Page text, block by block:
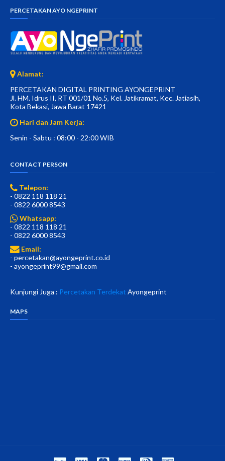
PERCETAKAN AYO NGEPRINT
Alamat:
PERCETAKAN DIGITAL PRINTING AYONGEPRINT
Jl. HM. Idrus II, RT 001/01 No.5, Kel. Jatikramat, Kec. Jatiasih,
Kota Bekasi, Jawa Barat 17421
Hari dan Jam Kerja:
Senin - Sabtu : 08:00 - 22:00 WIB
CONTACT PERSON
Telepon:
- 0822 118 118 21
- 0822 6000 8543
Whatsapp:
- 0822 118 118 21
- 0822 6000 8543
Email:
- percetakan@ayongeprint.co.id
- ayongeprint99@gmail.com
Kunjungi Juga : Percetakan Terdekat Ayongeprint
MAPS